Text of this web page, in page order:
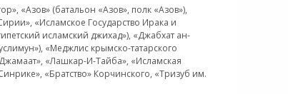
«Азов» (батальон «Азов», полк «Азов»),
«Исламское Государство Ирака и
исламский джихад»), «Джабхат ан-
«Меджлис крымско-татарского
«Лашкар-И-Тайба», «Исламская
«Братство» Корчинского, «Тризуб им.